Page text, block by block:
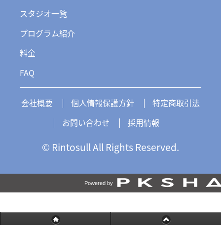
スタジオ一覧
プログラム紹介
料金
FAQ
会社概要 個人情報保護方針
特定商取引法
お問い合わせ
採用情報
© Rintosull All Rights Reserved.
Powered by